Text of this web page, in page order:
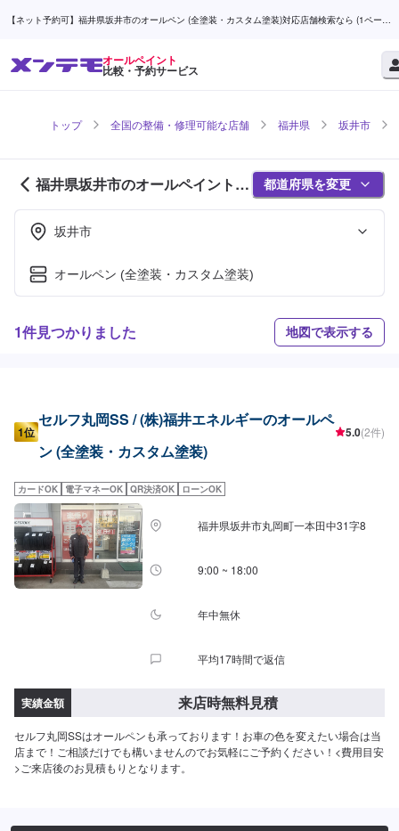
【ネット予約可】福井県坂井市のオールペン (全塗装・カスタム塗装)対応店舗検索なら (1ページ
オールペイント
比較・予約サービス
トップ 全国の整備・修理可能な店舗 福井県 坂井市
福井県坂井市のオールペイント対
応店舗紹介 (1ページ目)
都道府県を変更
坂井市
オールペン (全塗装・カスタム塗装)
1件見つかりました 地図で表示する
1位
セルフ丸岡SS / (株)福井エネルギーのオールペ
ン (全塗装・カスタム塗装)
5.0(2件)
カードOK 電子マネーOK QR決済OK ローンOK
福井県坂井市丸岡町一本田中31字8
9:00 ~ 18:00
年中無休
平均17時間で返信
実績金額 来店時無料見積
セルフ丸岡SSはオールペンも承っております！お車の色を変えたい場合は当
店まで！ご相談だけでも構いませんのでお気軽にご予約ください！<費用目安
>ご来店後のお見積もりとなります。